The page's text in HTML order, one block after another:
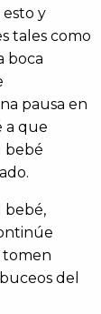
y
tales como
boca
pausa en
a que
bebé
bebé,
tomen
del